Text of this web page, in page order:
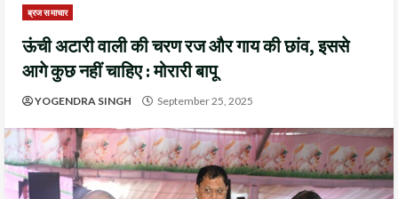
ब्रज समाचार
ऊंची अटारी वाली की चरण रज और गाय की छांव, इससे
आगे कुछ नहीं चाहिए : मोरारी बापू
YOGENDRA SINGH September 25, 2025